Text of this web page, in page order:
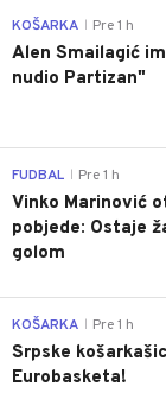
KOŠARKA Pre 1 h
Alen Smailagić
nudio Partizan"
FUDBAL Pre 1 h
Vinko Marinović
pobjede: Ostaje
golom
KOŠARKA Pre 1 h
Srpske
Eurobasketa!